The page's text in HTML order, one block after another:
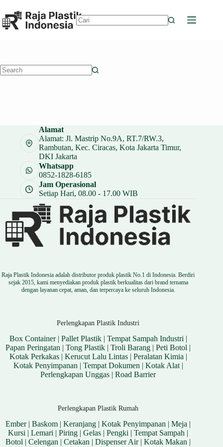
to
content
Alamat
Alamat: Jl. Mastrip No.9A, RT.7/RW.3,
Rambutan, Kec. Ciracas, Kota Jakarta Timur,
DKI Jakarta
Whatsapp
0852-1828-6185
Jam Operasional
Setiap Hari, 08.00 - 17.00 WIB
Raja Plastik Indonesia adalah distributor produk plastik No.1 di Indonesia. Berdiri
sejak 2015, kami menyediakan produk plastik berkualitas dari brand ternama
dengan layanan cepat, aman, dan terpercaya ke seluruh Indonesia.
Perlengkapan Plastik Industri
Box Container| Pallet Plastik| Tempat Sampah Industri |
Papan Peringatan |Tong Plastik |Troli Barang |Peti Botol |
Kotak Perkakas| Kerucut Lalu Lintas| Peralatan Kimia |
Kotak Penyimpanan | Tempat Dokumen | Kotak Alat|
Perlengkapan Unggas |Road Barrier
Perlengkapan Plastik Rumah
Ember|Baskom |Keranjang |Kotak Penyimpanan |Meja |
Kursi |Lemari |Piring |Gelas |Pengki |Tempat Sampah |
Botol |Celengan |Cetakan |Dispenser Air|Kotak Makan |